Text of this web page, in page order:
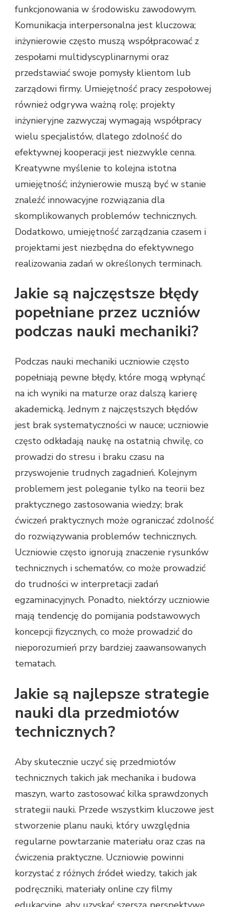
funkcjonowania w środowisku zawodowym.
Komunikacja interpersonalna jest kluczowa;
inżynierowie często muszą współpracować z
zespołami multidyscyplinarnymi oraz
przedstawiać swoje pomysły klientom lub
zarządowi firmy. Umiejętność pracy zespołowej
również odgrywa ważną rolę; projekty
inżynieryjne zazwyczaj wymagają współpracy
wielu specjalistów, dlatego zdolność do
efektywnej kooperacji jest niezwykle cenna.
Kreatywne myślenie to kolejna istotna
umiejętność; inżynierowie muszą być w stanie
znaleźć innowacyjne rozwiązania dla
skomplikowanych problemów technicznych.
Dodatkowo, umiejętność zarządzania czasem i
projektami jest niezbędna do efektywnego
realizowania zadań w określonych terminach.
Jakie są najczęstsze błędy
popełniane przez uczniów
podczas nauki mechaniki?
Podczas nauki mechaniki uczniowie często
popełniają pewne błędy, które mogą wpłynąć
na ich wyniki na maturze oraz dalszą karierę
akademicką. Jednym z najczęstszych błędów
jest brak systematyczności w nauce; uczniowie
często odkładają naukę na ostatnią chwilę, co
prowadzi do stresu i braku czasu na
przyswojenie trudnych zagadnień. Kolejnym
problemem jest poleganie tylko na teorii bez
praktycznego zastosowania wiedzy; brak
ćwiczeń praktycznych może ograniczać zdolność
do rozwiązywania problemów technicznych.
Uczniowie często ignorują znaczenie rysunków
technicznych i schematów, co może prowadzić
do trudności w interpretacji zadań
egzaminacyjnych. Ponadto, niektórzy uczniowie
mają tendencję do pomijania podstawowych
koncepcji fizycznych, co może prowadzić do
nieporozumień przy bardziej zaawansowanych
tematach.
Jakie są najlepsze strategie
nauki dla przedmiotów
technicznych?
Aby skutecznie uczyć się przedmiotów
technicznych takich jak mechanika i budowa
maszyn, warto zastosować kilka sprawdzonych
strategii nauki. Przede wszystkim kluczowe jest
stworzenie planu nauki, który uwzględnia
regularne powtarzanie materiału oraz czas na
ćwiczenia praktyczne. Uczniowie powinni
korzystać z różnych źródeł wiedzy, takich jak
podręczniki, materiały online czy filmy